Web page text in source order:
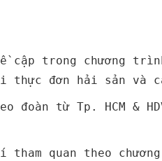
cập trong chương
thực đơn hải sản và
đoàn từ Tp. HCM &
tham quan theo